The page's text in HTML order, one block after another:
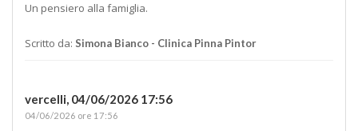
Un pensiero alla famiglia.
Scritto da: Simona Bianco - Clinica Pinna Pintor
vercelli, 04/06/2026 17:56
04/06/2026 ore 17:56